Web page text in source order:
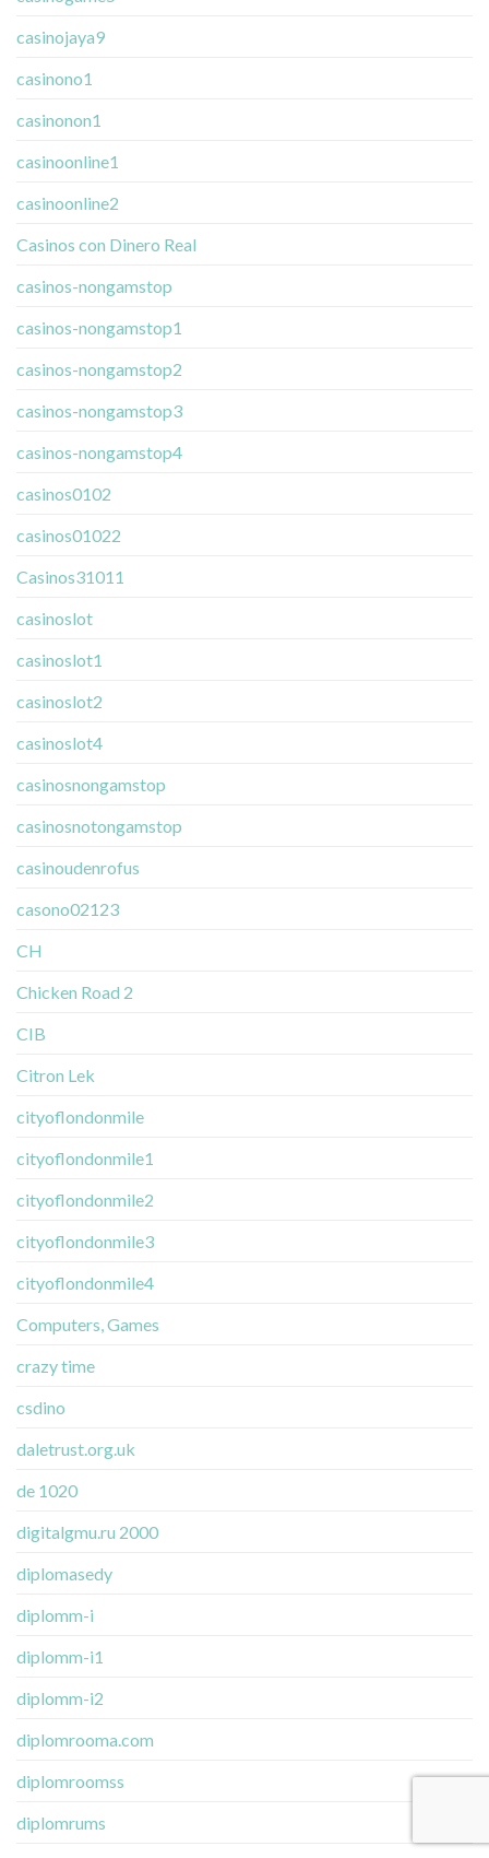
casinojaya9
casinono1
casinonon1
casinoonline1
casinoonline2
Casinos con Dinero Real
casinos-nongamstop
casinos-nongamstop1
casinos-nongamstop2
casinos-nongamstop3
casinos-nongamstop4
casinos0102
casinos01022
Casinos31011
casinoslot
casinoslot1
casinoslot2
casinoslot4
casinosnongamstop
casinosnotongamstop
casinoudenrofus
casono02123
CH
Chicken Road 2
CIB
Citron Lek
cityoflondonmile
cityoflondonmile1
cityoflondonmile2
cityoflondonmile3
cityoflondonmile4
Computers, Games
crazy time
csdino
daletrust.org.uk
de 1020
digitalgmu.ru 2000
diplomasedy
diplomm-i
diplomm-i1
diplomm-i2
diplomrooma.com
diplomroomss
diplomrums